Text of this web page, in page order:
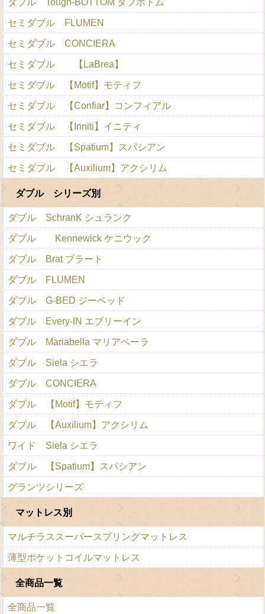
ダブル Tough-BOTTOM タフボトム
セミダブル FLUMEN
セミダブル CONCIERA
セミダブル 【LaBrea】
セミダブル 【Motif】モティフ
セミダブル 【Confiar】コンフィアル
セミダブル 【Inniti】イニティ
セミダブル 【Spatium】スパシアン
セミダブル 【Auxilium】アクシリム
ダブル シリーズ別
ダブル SchranK シュランク
ダブル Kennewick ケニウック
ダブル Brat ブラート
ダブル FLUMEN
ダブル G-BED ジーベッド
ダブル Every-IN エブリーイン
ダブル Mariabella マリアベーラ
ダブル Siela シエラ
ダブル CONCIERA
ダブル 【Motif】モティフ
ダブル 【Auxilium】アクシリム
ワイド Siela シエラ
ダブル 【Spatium】スパシアン
グランツシリーズ
マットレス別
マルチラススーパースプリングマットレス
薄型ポケットコイルマットレス
全商品一覧
全商品一覧